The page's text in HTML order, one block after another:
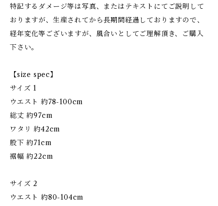
特記するダメージ等は写真、またはテキストにてご説明して
おりますが、生産されてから長期間経過しておりますので、
経年変化等ございますが、風合いとしてご理解頂き、ご購入
下さい。
【size spec】
サイズ 1
ウエスト 約78-100cm
総丈 約97cm
ワタリ 約42cm
股下 約71cm
裾幅 約22cm
サイズ 2
ウエスト 約80-104cm